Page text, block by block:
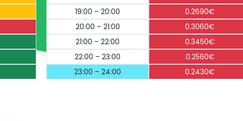
19:00 – 20:00
0.2690€
20:00 – 21:00
0.3060€
21:00 – 22:00
0.3450€
22:00 – 23:00
0.2560€
23:00 – 24:00
0.2430€